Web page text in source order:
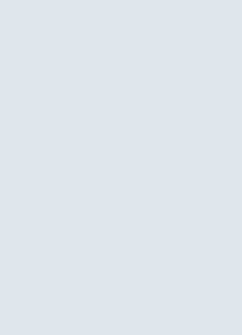
subtel RCA-
ja liitettävyys,